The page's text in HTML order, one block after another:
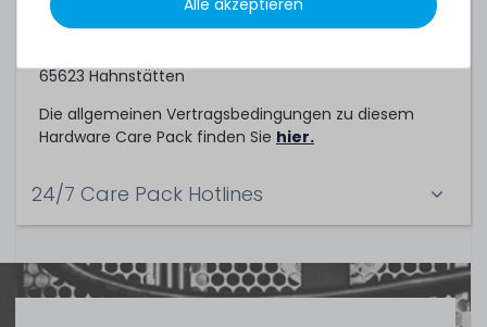
TechCare Solutions GmbH
65623 Hahnstätten
Die allgemeinen Vertragsbedingungen zu diesem
Hardware Care Pack finden Sie hier.
24/7 Care Pack Hotlines
Alle akzeptieren